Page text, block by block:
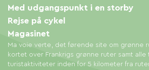
Ma voie verte, det førende site om grønne
kortet over Frankrigs grønne ruter samt alle
turistaktiviteter inden for 5 kilometer fra
Med udgangspunkt i en storby
Rejse på cykel
Magasinet